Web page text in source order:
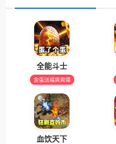
全能斗士
金蛋送福爽爽爆
血饮天下